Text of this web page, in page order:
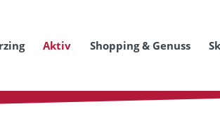
Aktiv Shopping & Genuss